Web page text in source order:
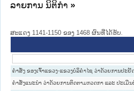
ລາຍການ ນິຕິກໍາ »
ສະແດງ 1141-1150 ຂອງ 1468 ຜົນທີ່ໄດ້ຮັບ.
ຄຳສັ່ງ ຂອງເຈົ້າແຂວງ-ແຂວງບໍລິຄຳໄຊ ວ່າດ້ວຍການປະ
ຄຳສັ່ງແນະນຳ ວ່າດ້ວຍການຕິດຕາມກວດກາ ແລະ ປະເມີ